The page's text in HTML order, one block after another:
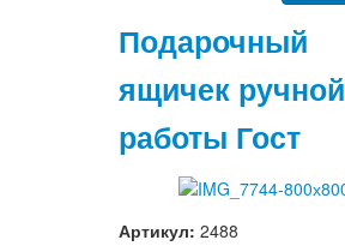
Подарочный
ящичек ручной
работы Гост
Артикул: 2488